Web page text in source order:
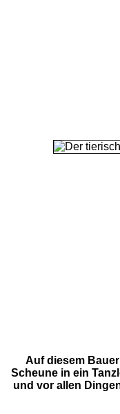
Auf diesem
Scheune in ein
und vor allen